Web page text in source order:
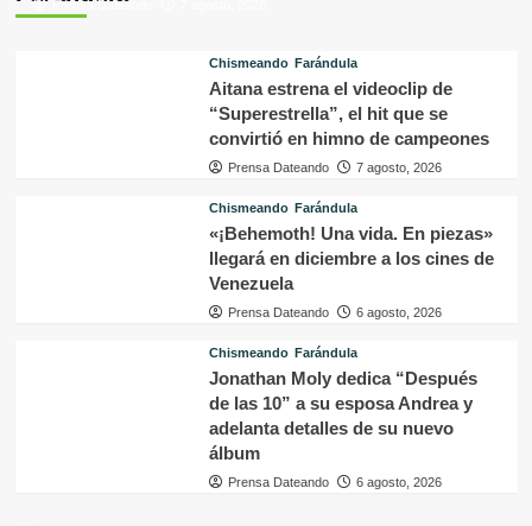
Prensa Dateando
Chismeando Farándula
Aitana estrena el videoclip de
“Superestrella”, el hit que se
convirtió en himno de campeones
Prensa Dateando 7 agosto, 2026
Chismeando Farándula
«¡Behemoth! Una vida. En piezas»
llegará en diciembre a los cines de
Venezuela
Prensa Dateando 6 agosto, 2026
Chismeando Farándula
Jonathan Moly dedica “Después
de las 10” a su esposa Andrea y
adelanta detalles de su nuevo
álbum
Prensa Dateando 6 agosto, 2026